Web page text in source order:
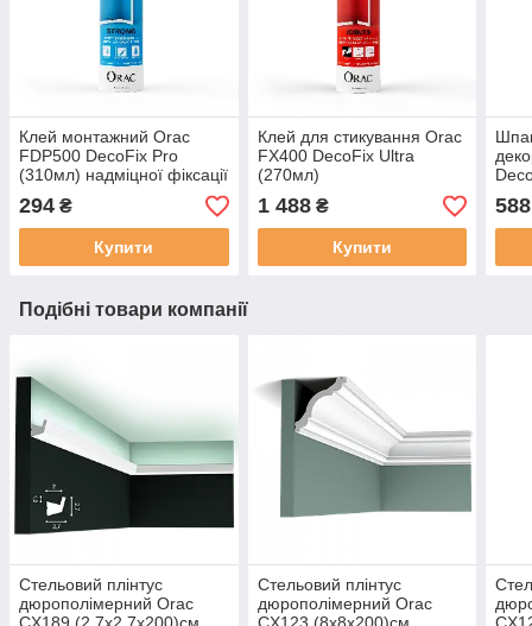
Клей монтажний Orac
FDP500 DecoFix Pro
(310мл) надміцної фіксації
294 ₴
Купити
Клей для стикування Orac
FX400 DecoFix Ultra
(270мл)
1 488₴
Купити
588
Подібні товари компанії
Стельовий плінтус
дюрополімерний Orac
Стельовий плінтус
дюрополімерний Orac